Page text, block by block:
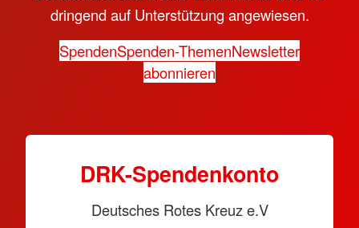
dringend auf Unterstützung angewiesen.
SpendenSpenden-ThemenNewsletter
abonnieren
DRK-Spendenkonto
Deutsches Rotes Kreuz e.V